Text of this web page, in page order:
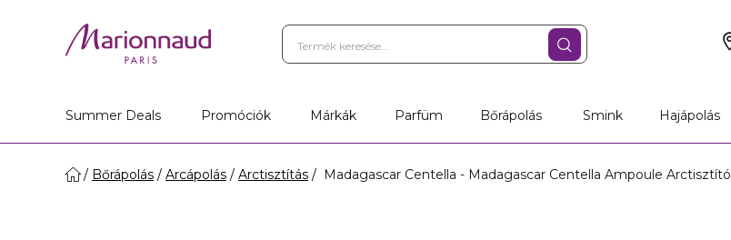
Summer Deals Promóciók Márkák Parfüm Bőrápolás Smink Hajápolás
Bőrápolás Arcápolás Arctisztítás Madagascar Centella - Madagascar Centella Ampoule Arctisztító